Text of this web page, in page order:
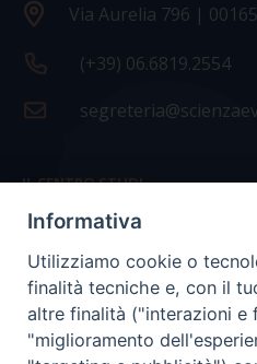
Via Aurelia 796 |
(+39) 06.6819.2554
IL CENTRO STUDI
La nostra storia
Statuto
Presidenza e ufficio
Consiglio scientifico
Informativa
Utilizziamo cookie o
finalità tecniche e, con il
altre finalità ("interazioni e
"miglioramento